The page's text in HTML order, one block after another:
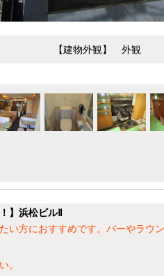
【建物外観】 外観
】浜松ビルⅡ
い方におすすめです。バーやラウ
。